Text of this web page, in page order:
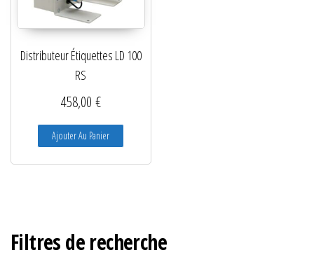
Distributeur Étiquettes LD 100
RS
458,00 €
Ajouter Au Panier
Filtres de recherche